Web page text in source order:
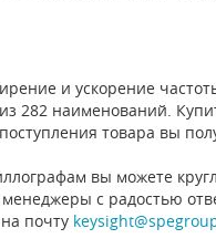
и ускорение
282 наименований.
товара вы
вы можете
с радостью
почту